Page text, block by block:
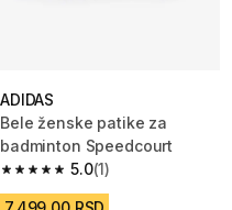
ADIDAS
Bele ženske patike za
badminton Speedcourt
5.0
5.0 od 5 zvezdica from 1
(1)